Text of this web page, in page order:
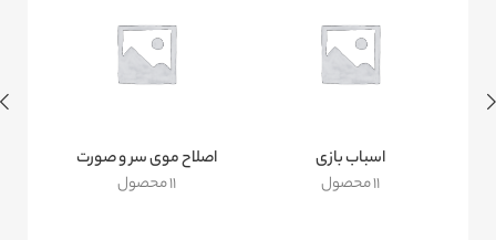
اسباب بازی
11 محصول
اصلاح موی سر و صورت
11 محصول